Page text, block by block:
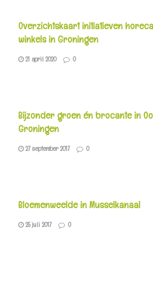
Overzichtskaart initiatieven
winkels in Groningen
21 april 2020 0
Bijzonder groen én brocante in
Groningen
27 september 2017 0
Bloemenweelde in Musselkanaal
25 juli 2017 0